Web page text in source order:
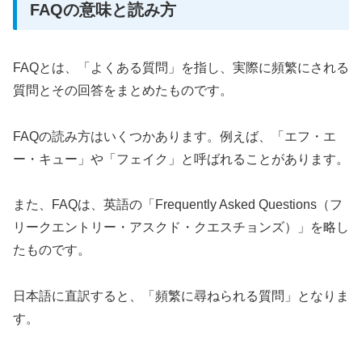
FAQの意味と読み方
FAQとは、「よくある質問」を指し、実際に頻繁にされる
質問とその回答をまとめたものです。
FAQの読み方はいくつかあります。例えば、「エフ・エ
ー・キュー」や「フェイク」と呼ばれることがあります。
また、FAQは、英語の「Frequently Asked Questions（フ
リークエントリー・アスクド・クエスチョンズ）」を略し
たものです。
日本語に直訳すると、「頻繁に尋ねられる質問」となりま
す。